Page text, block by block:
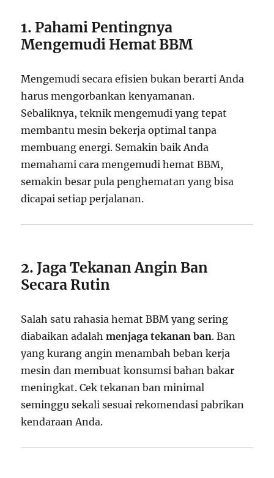
1. Pahami Pentingnya
Mengemudi Hemat BBM
Mengemudi secara efisien bukan berarti Anda
harus mengorbankan kenyamanan.
Sebaliknya, teknik mengemudi yang tepat
membantu mesin bekerja optimal tanpa
membuang energi. Semakin baik Anda
memahami cara mengemudi hemat BBM,
semakin besar pula penghematan yang bisa
dicapai setiap perjalanan.
2. Jaga Tekanan Angin Ban
Secara Rutin
Salah satu rahasia hemat BBM yang sering
diabaikan adalahmenjaga tekanan ban. Ban
yang kurang angin menambah beban kerja
mesin dan membuat konsumsi bahan bakar
meningkat. Cek tekanan ban minimal
seminggu sekali sesuai rekomendasi pabrikan
kendaraan Anda.